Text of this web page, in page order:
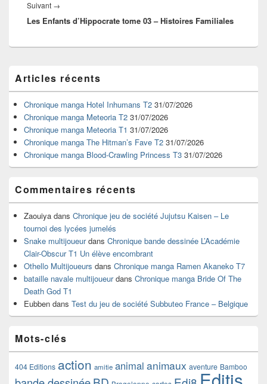
Suivant →
suivant :
Les Enfants d’Hippocrate tome 03 – Histoires Familiales
principale
de
widget
pour
barre
latérale
Articles récents
Chronique manga Hotel Inhumans T2 31/07/2026
Chronique manga Meteoria T2 31/07/2026
Chronique manga Meteoria T1 31/07/2026
Chronique manga The Hitman’s Fave T2 31/07/2026
Chronique manga Blood-Crawling Princess T3 31/07/2026
Commentaires récents
Zaouiya dans Chronique jeu de société Jujutsu Kaisen – Le
tournoi des lycées jumelés
Snake multijoueurdans Chronique bande dessinée L’Académie
Clair-Obscur T1 Un élève encombrant
Othello Multijoueurs dans Chronique manga Ramen Akaneko T7
bataille navale multijoueurdans Chronique manga Bride Of The
Death God T1
Eubben dans Test du jeu de société Subbuteo France – Belgique
Mots-clés
404 Editions action amitie animal animaux aventure Bamboo